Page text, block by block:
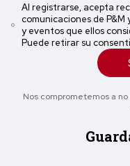
Al registrarse, acepta
comunicaciones de P&M
y eventos que ellos
Puede retirar su
Nos comprometemos a